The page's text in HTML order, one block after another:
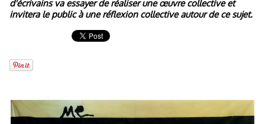
d'écrivains va essayer de réaliser une œuvre collective et
invitera le public à une réflexion collective autour de ce sujet.